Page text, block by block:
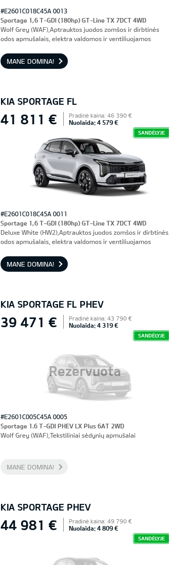
#E2601C018C45A 0013
Sportage 1,6 T-GDI (180hp) GT-Line TX 7DCT 4WD
Wolf Grey (WAF),Aptrauktos juodos zomšos ir dirbtinės
odos apmušalais, elektra valdomos ir ventiliuojamos
MANE DOMINA!
KIA SPORTAGE FL
41 811 € Pradinė kaina: 46 390 €
Nuolaida: 4 579 €
SANDĖLYJE
#E2601C018C45A 0011
Sportage 1,6 T-GDI (180hp) GT-Line TX 7DCT 4WD
Deluxe White (HW2),Aptrauktos juodos zomšos ir dirbtinės
odos apmušalais, elektra valdomos ir ventiliuojamos
MANE DOMINA!
KIA SPORTAGE FL PHEV
Rezervuota
39 471 € Pradinė kaina: 43 790 €
Nuolaida: 4 319 €
SANDĖLYJE
#E2601C005C45A 0005
Sportage 1.6 T-GDI PHEV LX Plus 6AT 2WD
Wolf Grey (WAF),Tekstiliniai sėdynių apmušalai
MANE DOMINA!
KIA SPORTAGE PHEV
44 981 € Pradinė kaina: 49 790 €
Nuolaida: 4 809 €
SANDĖLYJE